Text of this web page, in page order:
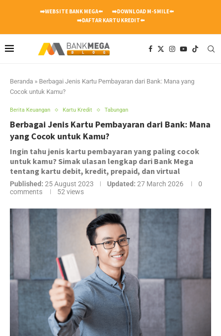
➡️WEBSITE BANK MEGA⬅️
➡️DOWNLOAD M-SMILE⬅️
➡️DAFTAR KARTU KREDIT⬅️
Beranda » Berbagai Jenis Kartu Pembayaran dari Bank: Mana yang
Cocok untuk Kamu?
Berita Keuangan Kartu Kredit Tabungan
Berbagai Jenis Kartu Pembayaran dari Bank: Mana
yang Cocok untuk Kamu?
Ingin tahu jenis kartu pembayaran yang paling cocok
untuk kamu? Simak ulasan lengkap dari Bank Mega
tentang kartu debit, kredit, prepaid, dan virtual
Published: 25 August 2023 Updated: 27 March 2026
0
comments
52 views